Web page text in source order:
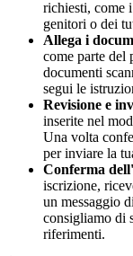
richiesti, come
genitori o dei
Allega i
come parte del
documenti
segui le
Revisione e
inserite nel
Una volta
per inviare la
Conferma
iscrizione,
un messaggio
consigliamo di
riferimenti.